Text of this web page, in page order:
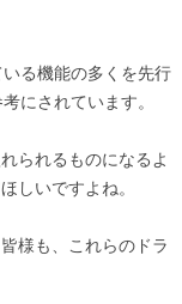
る機能の多くを先行
にされています。
られるものになるよ
しいですよね。
様も、これらのドラ